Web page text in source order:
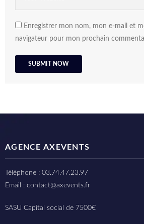
Enregistrer mon nom, mon e-mail et
navigateur pour mon prochain
AGENCE AXEVENTS
Téléphone : 03.74.47.23.97
Email : contact@axevents.fr
SASU Capital social de 7500€